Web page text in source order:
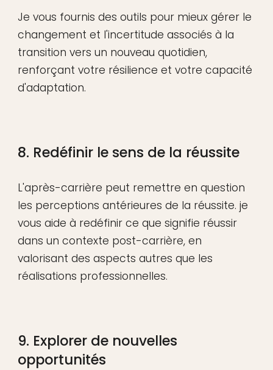
Je vous fournis des outils pour mieux gérer le
changement et l'incertitude associés à la
transition vers un nouveau quotidien,
renforçant votre résilience et votre capacité
d'adaptation.
8. Redéfinir le sens de la réussite
L'après-carrière peut remettre en question
les perceptions antérieures de la réussite. je
vous aide à redéfinir ce que signifie réussir
dans un contexte post-carrière, en
valorisant des aspects autres que les
réalisations professionnelles.
9. Explorer de nouvelles
opportunités